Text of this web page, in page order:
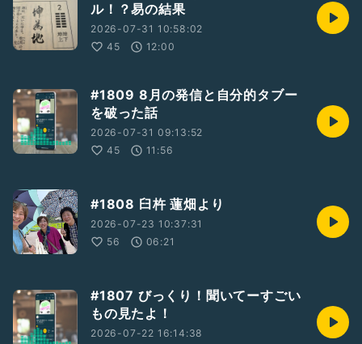
ル！？易の結果
2026-07-31 10:58:02
45
12:00
#1809 8月の発信と自分的タブー
を破った話
2026-07-31 09:13:52
45
11:56
#1808 臼杵 蓮畑より
2026-07-23 10:37:31
56
06:21
#1807 びっくり！聞いてーすごい
もの見たよ！
2026-07-22 16:14:38